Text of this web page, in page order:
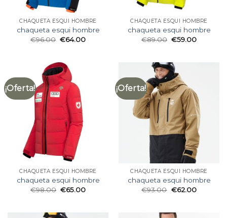
CHAQUETA ESQUI HOMBRE
chaqueta esqui hombre
€96.00 €64.00
CHAQUETA ESQUI HOMBRE
chaqueta esqui hombre
€89.00 €59.00
¡Oferta!
CHAQUETA ESQUI HOMBRE
chaqueta esqui hombre
€98.00 €65.00
¡Oferta!
CHAQUETA ESQUI HOMBRE
chaqueta esqui hombre
€93.00 €62.00